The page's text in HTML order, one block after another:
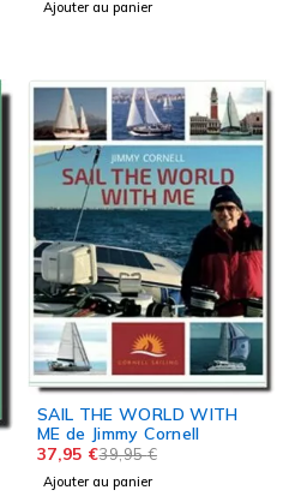
Ajouter au panier
SAIL THE WORLD WITH
ME de Jimmy Cornell
39,95€
37,95 €
Ajouter au panier